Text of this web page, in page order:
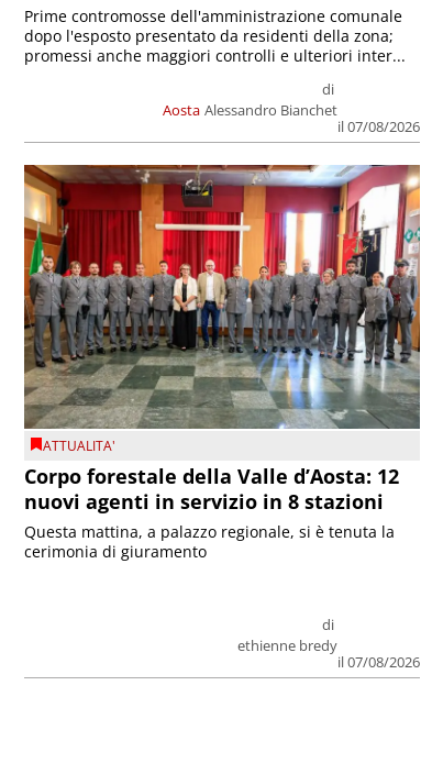
Aosta
di
Alessandro Bianchet
il 07/08/2026
Prime contromosse dell'amministrazione comunale
dopo l'esposto presentato da residenti della zona;
promessi anche maggiori controlli e ulteriori inter...
ATTUALITA'
Corpo forestale della Valle d’Aosta: 12
nuovi agenti in servizio in 8 stazioni
di
ethienne bredy
il 07/08/2026
Questa mattina, a palazzo regionale, si è tenuta la
cerimonia di giuramento